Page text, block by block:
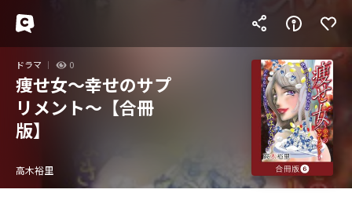
ドラマ 0
痩せ女～幸せのサプ
リメント～【合冊
版】
高木裕里